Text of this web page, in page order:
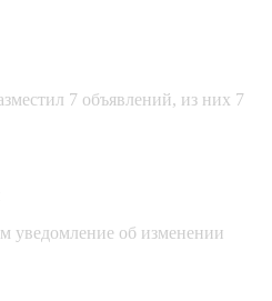
7 объявлений, из них 7
уведомление об изменении